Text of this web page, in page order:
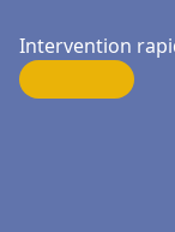
Intervention